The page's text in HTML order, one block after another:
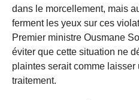
dans le morcellement, mais
ferment les yeux sur ces
Premier ministre Ousmane
éviter que cette situation ne
plaintes serait comme
traitement.